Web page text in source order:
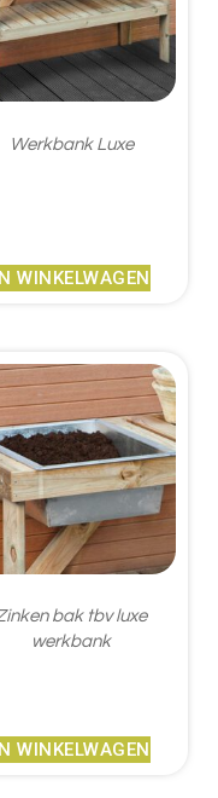
Werkbank Luxe
WINKELWAGEN
bak tbv luxe
werkbank
WINKELWAGEN